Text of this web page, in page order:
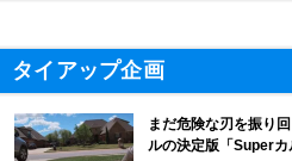
タイアップ企画
まだ危険な刃を振り
ルの決定版「Superカ